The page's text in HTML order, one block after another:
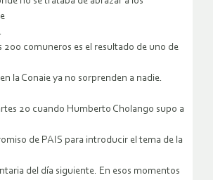
200 comuneros es el resultado de uno de
la Conaie ya no sorprenden a nadie.
20 cuando Humberto Cholango supo a
de PAIS para introducir el tema de la
del día siguiente. En esos momentos